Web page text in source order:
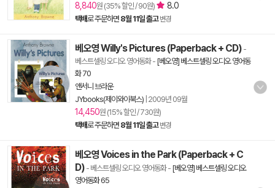
8,840원 (35% 할인 / 90원) 8.0
택배로 주문하면 8월 11일 출고 변경
베오영 Willy's Pictures (Paperback + CD) -
베스트셀링 오디오 영어동화- [베오영] 베스트셀링 오디오 영어동
화 70
앤서니 브라운
JYbooks(제이와이북스) 2009년 09월
14,450원 (15% 할인 / 730원)
택배로 주문하면 8월 11일 출고 변경
베오영 Voices in the Park (Paperback + C
D) - 베스트셀링 오디오 영어동화- [베오영] 베스트셀링 오디오
영어동화 65